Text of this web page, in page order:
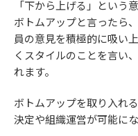
「下から上げる」という
ボトムアップと言ったら
員の意見を積極的に吸い
くスタイルのことを言い
れます。
ボトムアップを取り入れ
決定や組織運営が可能にな